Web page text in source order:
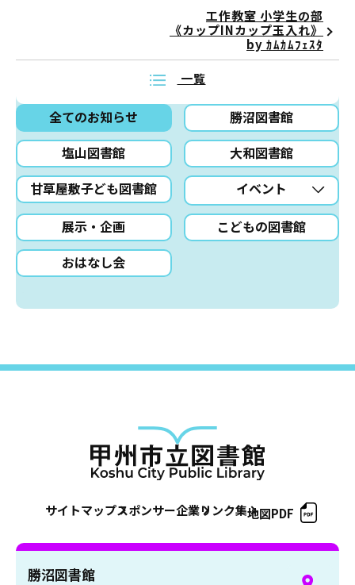
全てのお知らせ
勝沼図書館
塩山図書館
大和図書館
甘草屋敷子ども図書館
イベント
展示・企画
こどもの図書館
おはなし会
工作教室 小学生の部
《カップINカップ玉入れ》
by ｶﾑｶﾑﾌｪｽﾀ
一覧
サイトマップスポンサー企業リンク集地図PDF
勝沼図書館